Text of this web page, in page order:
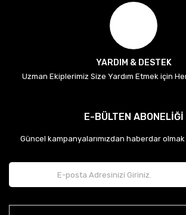
YARDIM & DESTEK
Uzman Ekiplerimiz Size Yardım Etmek için
E-BÜLTEN ABONELİĞİ
Güncel kampanyalarımızdan haberdar